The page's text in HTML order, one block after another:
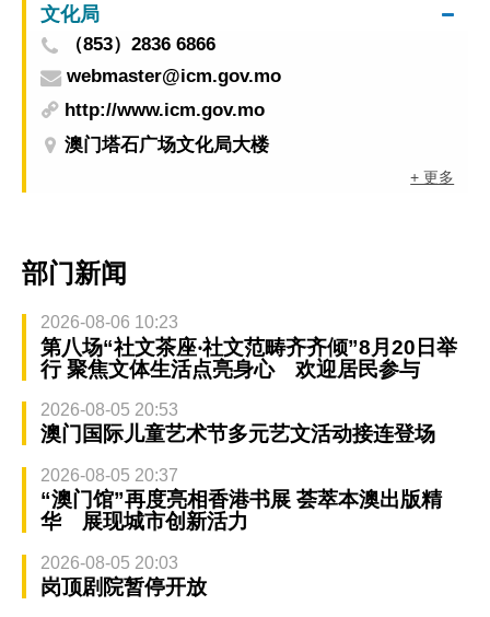
文化局
（853）2836 6866
webmaster@icm.gov.mo
http://www.icm.gov.mo
澳门塔石广场文化局大楼
+ 更多
部门新闻
2026-08-06 10:23
第八场“社文茶座‧社文范畴齐齐倾”8月20日举
行 聚焦文体生活点亮身心 欢迎居民参与
2026-08-05 20:53
澳门国际儿童艺术节多元艺文活动接连登场
2026-08-05 20:37
“澳门馆”再度亮相香港书展 荟萃本澳出版精
华 展现城市创新活力
2026-08-05 20:03
岗顶剧院暂停开放